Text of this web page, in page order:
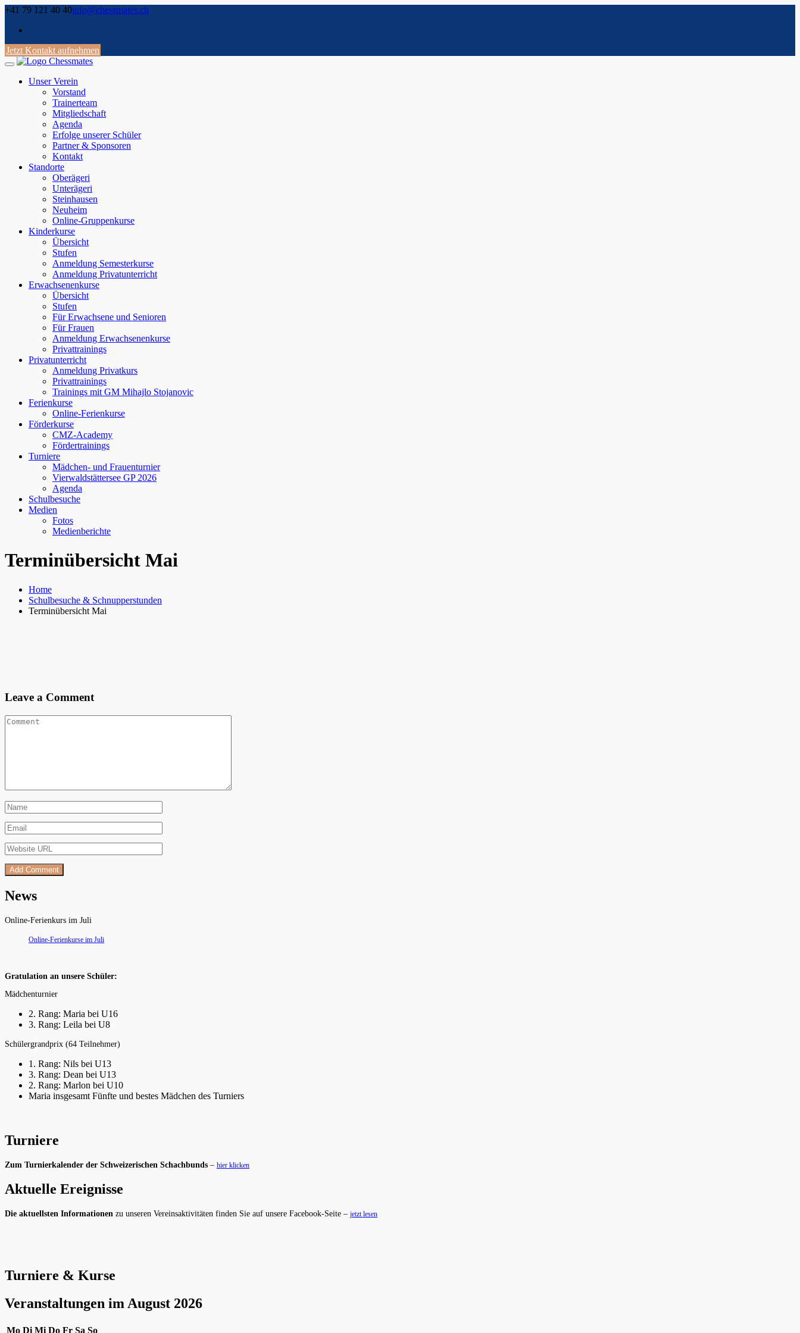
Skip
content
+41 79 121 40 40info@chessmates.ch
Jetzt Kontakt aufnehmen
Unser Verein
Vorstand
Trainerteam
Mitgliedschaft
Agenda
Erfolge unserer Schüler
Partner & Sponsoren
Kontakt
Standorte
Oberägeri
Unterägeri
Steinhausen
Neuheim
Online-Gruppenkurse
Kinderkurse
Übersicht
Stufen
Anmeldung Semesterkurse
Anmeldung Privatunterricht
Erwachsenenkurse
Übersicht
Stufen
Für Erwachsene und Senioren
Für Frauen
Anmeldung Erwachsenenkurse
Privattrainings
Privatunterricht
Anmeldung Privatkurs
Privattrainings
Trainings mit GM Mihajlo Stojanovic
Ferienkurse
Online-Ferienkurse
Förderkurse
CMZ-Academy
Fördertrainings
Turniere
Mädchen- und Frauenturnier
Vierwaldstättersee GP 2026
Agenda
Schulbesuche
Medien
Fotos
Medienberichte
Terminübersicht Mai
Home
Schulbesuche & Schnupperstunden
Terminübersicht Mai
Leave a Comment
News
Online-Ferienkurs im Juli
Online-Ferienkurse im Juli
Gratulation an unsere Schüler:
Mädchenturnier
2. Rang: Maria bei U16
3. Rang: Leila bei U8
Schülergrandprix (64 Teilnehmer)
1. Rang: Nils bei U13
3. Rang: Dean bei U13
2. Rang: Marlon bei U10
Maria insgesamt Fünfte und bestes Mädchen des Turniers
Turniere
Zum Turnierkalender der Schweizerischen Schachbunds – hier klicken
Aktuelle Ereignisse
Die aktuellsten Informationen zu unseren Vereinsaktivitäten finden Sie auf unsere Facebook-Seite – jetzt lesen
Turniere & Kurse
Veranstaltungen im August 2026
MoMontag
DiDienstag
MiMittwoch
DoDonnerstag
FrFreitag
Sa Samstag
SoSonntag